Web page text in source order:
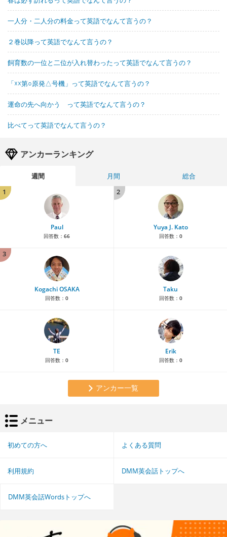
一人分・二人分の料金って英語でなんて言うの？
２巻以降って英語でなんて言うの？
飼育数の一位と二位が入れ替わったって英語でなんて言うの？
「☓☓第○原発△号機」って英語でなんて言うの？
運命の先へ向かう って英語でなんて言うの？
比べてって英語でなんて言うの？
アンカーランキング
週間 月間
総合
1
Paul
回答数： 66
2
Yuya J. Kato
回答数： 0
3
Kogachi OSAKA
回答数： 0
Taku
回答数： 0
TE
回答数： 0
Erik
回答数： 0
アンカー一覧
メニュー
初めての方へ よくある質問
利用規約 DMM英会話トップへ
DMM英会話Wordsトップへ